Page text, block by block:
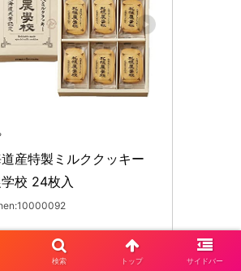
産特製ミルククッキー
校 24枚入
Amazonで見る
検索 トップ サイドバー